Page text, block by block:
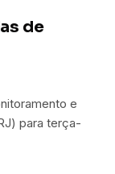
de
e
para terça-